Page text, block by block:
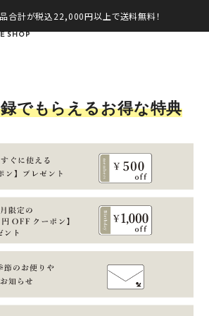
合計が税込22,000円以上で送料無料！
SHOP
でもらえるお得な特典